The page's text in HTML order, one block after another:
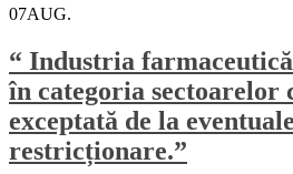
07AUG.
“ Industria
în categoria sectoarelor
exceptată de la
restricționare.”